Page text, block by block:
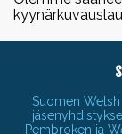
Suomen
Pembroken ja